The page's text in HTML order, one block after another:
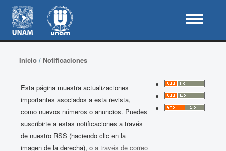
Inicio/ Notificaciones
Esta página muestra actualizaciones
importantes asociados a esta revista,
como nuevos números o anuncios. Puedes
suscribirte a estas notificaciones a través
de nuestro RSS (haciendo clic en la
imagen de la derecha), oa través de correo